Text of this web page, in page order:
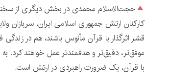
حجت‌الاسلام محمدی در بخش دیگری از
کارکنان ارتش جمهوری اسلامی ایران، سربازان
قشر اثرگذار با قرآن مأنوس باشند، هم در
موفق‌تر، دقیق‌تر و هدفمندتر عمل خواهند کرد.
با قرآن، یک ضرورت راهبردی در ارتش است.